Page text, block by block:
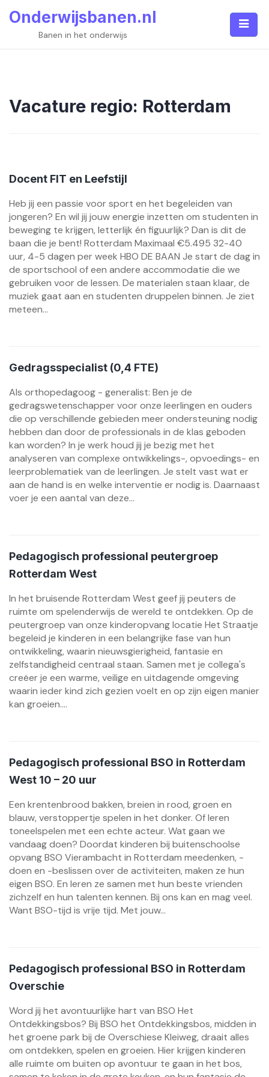
Onderwijsbanen.nl
Banen in het onderwijs
Vacature regio: Rotterdam
Docent FIT en Leefstijl
Heb jij een passie voor sport en het begeleiden van
jongeren? En wil jij jouw energie inzetten om studenten in
beweging te krijgen, letterlijk én figuurlijk? Dan is dit de
baan die je bent! Rotterdam Maximaal €5.495 32-40
uur, 4-5 dagen per week HBO DE BAAN Je start de dag in
de sportschool of een andere accommodatie die we
gebruiken voor de lessen. De materialen staan klaar, de
muziek gaat aan en studenten druppelen binnen. Je ziet
meteen...
Gedragsspecialist (0,4 FTE)
Als orthopedagoog - generalist: Ben je de
gedragswetenschapper voor onze leerlingen en ouders
die op verschillende gebieden meer ondersteuning nodig
hebben dan door de professionals in de klas geboden
kan worden? In je werk houd jij je bezig met het
analyseren van complexe ontwikkelings-, opvoedings- en
leerproblematiek van de leerlingen. Je stelt vast wat er
aan de hand is en welke interventie er nodig is. Daarnaast
voer je een aantal van deze...
Pedagogisch professional peutergroep
Rotterdam West
In het bruisende Rotterdam West geef jij peuters de
ruimte om spelenderwijs de wereld te ontdekken. Op de
peutergroep van onze kinderopvang locatie Het Straatje
begeleid je kinderen in een belangrijke fase van hun
ontwikkeling, waarin nieuwsgierigheid, fantasie en
zelfstandigheid centraal staan. Samen met je collega's
creëer je een warme, veilige en uitdagende omgeving
waarin ieder kind zich gezien voelt en op zijn eigen manier
kan groeien....
Pedagogisch professional BSO in Rotterdam
West 10 – 20 uur
Een krentenbrood bakken, breien in rood, groen en
blauw, verstoppertje spelen in het donker. Of leren
toneelspelen met een echte acteur. Wat gaan we
vandaag doen? Doordat kinderen bij buitenschoolse
opvang BSO Vierambacht in Rotterdam meedenken, -
doen en -beslissen over de activiteiten, maken ze hun
eigen BSO. En leren ze samen met hun beste vrienden
zichzelf en hun talenten kennen. Bij ons kan en mag veel.
Want BSO-tijd is vrije tijd. Met jouw...
Pedagogisch professional BSO in Rotterdam
Overschie
Word jij het avontuurlijke hart van BSO Het
Ontdekkingsbos? Bij BSO het Ontdekkingsbos, midden in
het groene park bij de Overschiese Kleiweg, draait alles
om ontdekken, spelen en groeien. Hier krijgen kinderen
alle ruimte om buiten op avontuur te gaan in het bos,